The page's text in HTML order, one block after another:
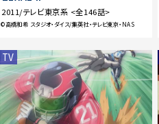
2011/テレビ東京系 <全146話>
©高橋和希 スタジオ・ダイス/集英社・テレビ東京・NAS
TV